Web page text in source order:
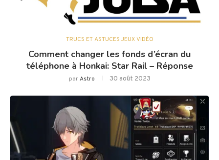
TRUCS ET ASTUCES JEUX VIDÉO
Comment changer les fonds d’écran du
téléphone à Honkai: Star Rail – Réponse
parAstro 30 août 2023